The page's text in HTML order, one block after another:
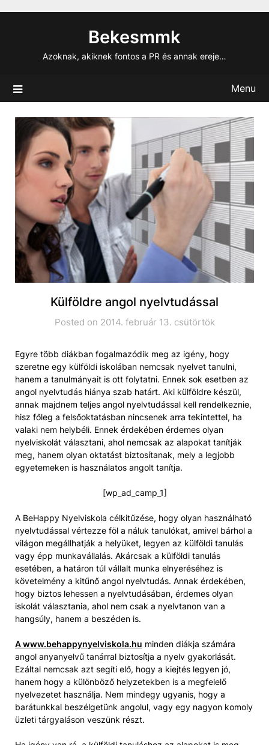
Bekesmmk
Azoknak, akiknek fontos a PR és annak ereje…
Menu
Külföldre angol nyelvtudással
Posted on 2014. február 13. csütörtök
Egyre több diákban fogalmazódik meg az igény, hogy
szeretne egy külföldi iskolában nemcsak nyelvet tanulni,
hanem a tanulmányait is ott folytatni. Ennek sok esetben az
angol nyelvtudás hiánya szab határt. Aki külföldre készül,
annak majdnem teljes angol nyelvtudással kell rendelkeznie,
hisz főleg a felsőoktatásban nincsenek arra tekintettel, ha
valaki nem helybéli. Ennek érdekében érdemes olyan
nyelviskolát választani, ahol nemcsak az alapokat tanítják
meg, hanem olyan oktatást biztosítanak, mely a legjobb
egyetemeken is használatos angolt tanítja.
[wp_ad_camp_1]
A BeHappy Nyelviskola célkitűzése, hogy olyan használható
nyelvtudással vértezze föl a náluk tanulókat, amivel bárhol a
világon megállhatják a helyüket, legyen az külföldi tanulás
vagy épp munkavállalás. Akárcsak a külföldi tanulás
esetében, a határon túl vállalt munka elnyeréséhez is
követelmény a kitűnő angol nyelvtudás. Annak érdekében,
hogy biztos lehessen a nyelvtudásában, érdemes olyan
iskolát választania, ahol nem csak a nyelvtanon van a
hangsúly, hanem a beszéden is.
A www.behappynyelviskola.hu minden diákja számára
angol anyanyelvű tanárral biztosítja a nyelv gyakorlását.
Ezáltal nemcsak azt segíti elő, hogy a kiejtés legyen jó,
hanem hogy a különböző helyzetekben is a megfelelő
nyelvezetet használja. Nem mindegy ugyanis, hogy a
barátunkkal beszélgetünk angolul, vagy egy nagyon komoly
üzleti tárgyaláson veszünk részt.